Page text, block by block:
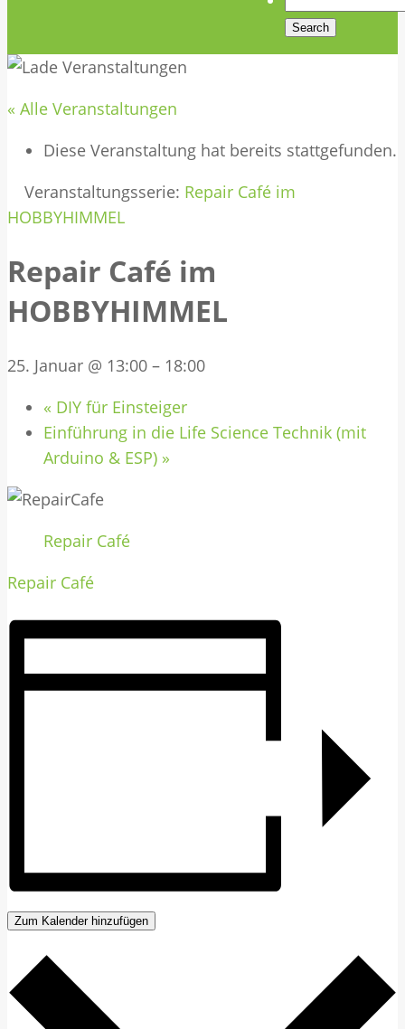
« Alle Veranstaltungen
Diese Veranstaltung hat bereits stattgefunden.
Veranstaltungsserie: Repair Café im
HOBBYHIMMEL
Repair Café im
HOBBYHIMMEL
25. Januar @ 13:00 – 18:00
« DIY für Einsteiger
Einführung in die Life Science Technik (mit
Arduino & ESP) »
Repair Café
Repair Café
Zum Kalender hinzufügen